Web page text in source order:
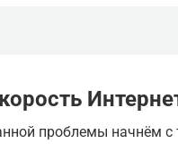
проблемы начнём с